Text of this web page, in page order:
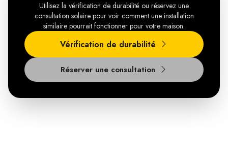
Utilisez la vérification de durabilité ou réservez une
consultation solaire pour voir comment une installation
similaire pourrait fonctionner pour votre maison.
Vérification de durabilité
Réserver une consultation